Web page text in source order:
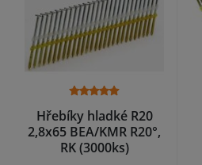
Hřebíky hladké R20
2,8x65 BEA/KMR R20°,
RK (3000ks)